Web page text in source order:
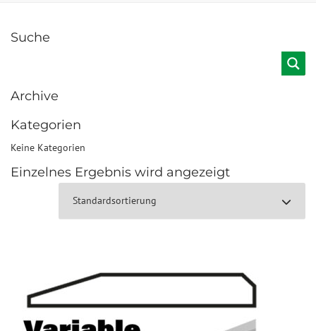
Suche
Archive
Kategorien
Keine Kategorien
Einzelnes Ergebnis wird angezeigt